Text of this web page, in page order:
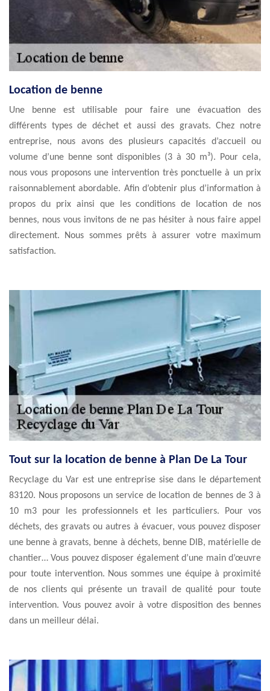
Location de benne
Une benne est utilisable pour faire une évacuation des
différents types de déchet et aussi des gravats. Chez notre
entreprise, nous avons des plusieurs capacités d’accueil ou
volume d’une benne sont disponibles (3 à 30 m³). Pour cela,
nous vous proposons une intervention très ponctuelle à un prix
raisonnablement abordable. Afin d’obtenir plus d’information à
propos du prix ainsi que les conditions de location de nos
bennes, nous vous invitons de ne pas hésiter à nous faire appel
directement. Nous sommes prêts à assurer votre maximum
satisfaction.
Tout sur la location de benne à Plan De La Tour
Recyclage du Var est une entreprise sise dans le département
83120. Nous proposons un service de location de bennes de 3 à
10 m3 pour les professionnels et les particuliers. Pour vos
déchets, des gravats ou autres à évacuer, vous pouvez disposer
une benne à gravats, benne à déchets, benne DIB, matérielle de
chantier… Vous pouvez disposer également d’une main d’œuvre
pour toute intervention. Nous sommes une équipe à proximité
de nos clients qui présente un travail de qualité pour toute
intervention. Vous pouvez avoir à votre disposition des bennes
dans un meilleur délai.